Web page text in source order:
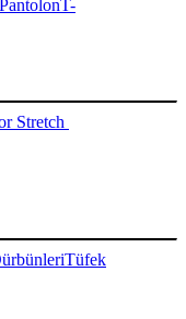
PantolonT-
Stretch
Tüfek